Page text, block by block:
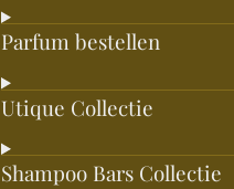
Parfum bestellen
Utique Collectie
Shampoo Bars Collectie